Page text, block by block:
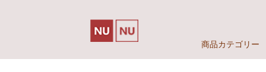
商品カテゴリー